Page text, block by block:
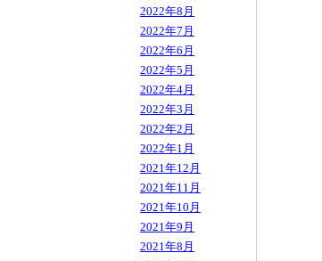
2022年8月
2022年7月
2022年6月
2022年5月
2022年4月
2022年3月
2022年2月
2022年1月
2021年12月
2021年11月
2021年10月
2021年9月
2021年8月